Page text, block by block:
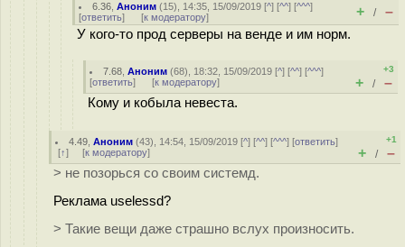
6.36 ,Аноним (15), 14:35, 15/09/2019 [^] [^^] [^^^]
[ответить] [к модератору] + / –
У кого-то прод серверы на венде и им норм.
7.68 ,Аноним (68), 18:32, 15/09/2019 [^] [^^] [^^^]
[ответить] [к модератору]
+3
+ / –
Кому и кобыла невеста.
4.49 ,Аноним (43), 14:54, 15/09/2019 [^] [^^] [^^^] [ответить]
[↑] [к модератору]
+1
+ / –
> не позорься со своим системд.
Реклама uselessd?
> Такие вещи даже страшно вслух произносить.